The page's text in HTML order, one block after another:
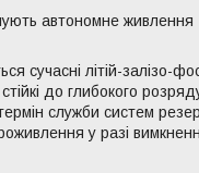
автономне живлення
сучасні літій-залізо-
до глибокого
служби систем
у разі